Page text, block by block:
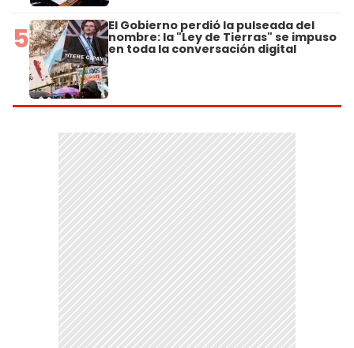
5 El Gobierno perdió la pulseada del
nombre: la "Ley de Tierras" se impuso
en toda la conversación digital